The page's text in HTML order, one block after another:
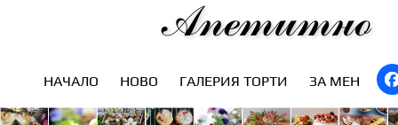
Апетитно
НАЧАЛО НОВО ГАЛЕРИЯ ТОРТИ ЗА МЕН